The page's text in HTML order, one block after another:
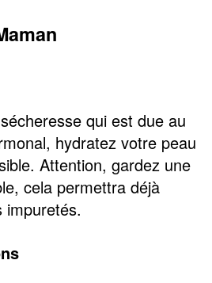
qui est due au
hydratez votre peau
Attention, gardez une
cela permettra déjà
impuretés.